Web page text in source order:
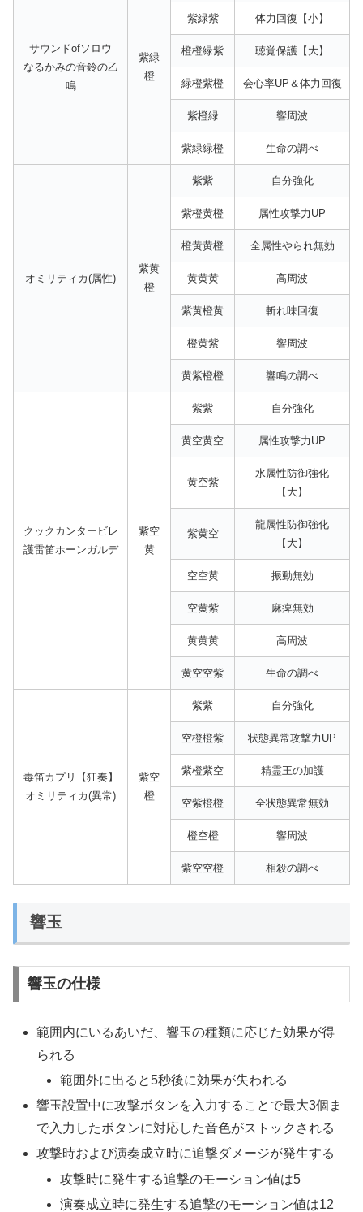
サウンドofソロウ
なるかみの音鈴の乙
鳴
紫緑
橙
紫緑紫 体力回復【小】
橙橙緑紫 聴覚保護【大】
緑橙紫橙 会心率UP＆体力回復
紫橙緑 響周波
紫緑緑橙 生命の調べ
オミリティカ(属性)
紫黄
橙
紫紫 自分強化
紫橙黄橙 属性攻撃力UP
橙黄黄橙 全属性やられ無効
黄黄黄 高周波
紫黄橙黄 斬れ味回復
橙黄紫 響周波
黄紫橙橙 響鳴の調べ
クックカンタービレ
護雷笛ホーンガルデ
紫空
黄
紫紫 自分強化
黄空黄空 属性攻撃力UP
黄空紫
水属性防御強化
【大】
紫黄空
龍属性防御強化
【大】
空空黄 振動無効
空黄紫 麻痺無効
黄黄黄 高周波
黄空空紫 生命の調べ
毒笛カプリ【狂奏】
オミリティカ(異常)
紫空
橙
紫紫 自分強化
空橙橙紫 状態異常攻撃力UP
紫橙紫空 精霊王の加護
空紫橙橙 全状態異常無効
橙空橙 響周波
紫空空橙 相殺の調べ
響玉
響玉の仕様
範囲内にいるあいだ、響玉の種類に応じた効果が得
られる
範囲外に出ると5秒後に効果が失われる
響玉設置中に攻撃ボタンを入力することで最大3個ま
で入力したボタンに対応した音色がストックされる
攻撃時および演奏成立時に追撃ダメージが発生する
攻撃時に発生する追撃のモーション値は5
演奏成立時に発生する追撃のモーション値は12